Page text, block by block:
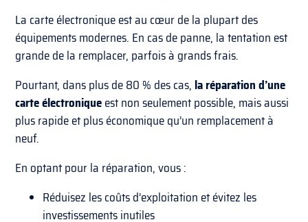
La carte électronique est au cœur de la plupart des
équipements modernes. En cas de panne, la tentation est
grande de la remplacer, parfois à grands frais.
Pourtant, dans plus de 80 % des cas, la réparation d’une
carte électroniqueest non seulement possible, mais aussi
plus rapide et plus économique qu’un remplacement à
neuf.
En optant pour la réparation, vous :
Réduisez les coûts d’exploitation et évitez les
investissements inutiles